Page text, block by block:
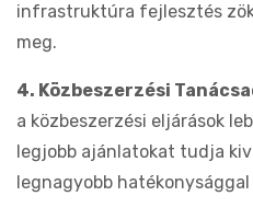
infrastruktúra fejlesztés
meg.
4. Közbeszerzési
a közbeszerzési eljárások
legjobb ajánlatokat tudja
legnagyobb